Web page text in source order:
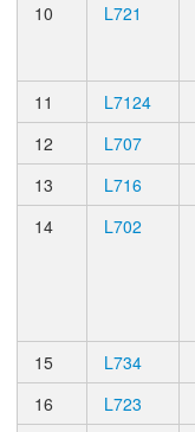
10 L721
11 L7124
12
L707
13
L716
14
L702
15 L734
16
L723